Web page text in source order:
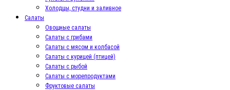
Холодцы, студни и заливное
Салаты
Овощные салаты
Салаты с грибами
Салаты с мясом и колбасой
Салаты с курицей (птицей)
Салаты с рыбой
Салаты с морепродуктами
Фруктовые салаты